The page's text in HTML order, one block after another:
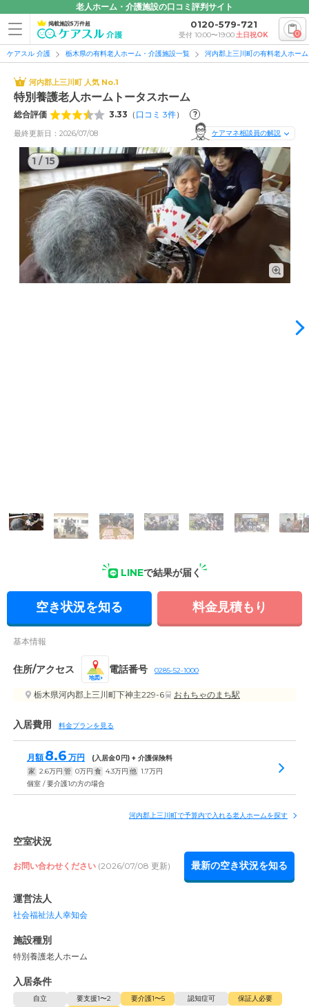
老人ホーム・介護施設の口コミ評判サイト
掲載施設5万件超 0120-579-721
受付 10:00〜19:00土日祝OK 0
ケアスル 介護 栃木県の有料老人ホーム・介護施設一覧 河内郡上三川町の有料老人ホー
河内郡上三川町 人気 No.1
特別養護老人ホームトータスホーム
総合評価 3.33 （ 口コミ 3件） ?
最終更新日：2026/07/08 ケアマネ相談員の解説
1 / 15
イベント・レク: カードゲームでは楽しみながら脳と体を動か
LINEで結果が届く
空き状況を知る 料金見積もり
基本情報
住所/アクセス
地図
電話番号 0285-52-1000
栃木県河内郡上三川町下神主229-6 おもちゃのまち駅
入居費用 料金プランを見る
月額 8.6 万円 (入居金0円) + 介護保険料
家 2.6万円 管 0万円 食 4.3万円 他 1.7万円
個室 / 要介護1の方の場合
河内郡上三川町で予算内で入れる老人ホームを探す
空室状況
お問い合わせください (2026/07/08 更新) 最新の空き状況を知る
運営法人
社会福祉法人幸知会
施設種別
特別養護老人ホーム
入居条件
自立 要支援1〜2 要介護1〜5 認知症可
保証人必要